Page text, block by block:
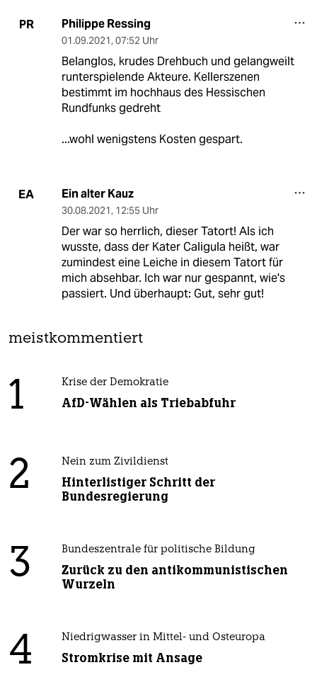
PR Philippe Ressing
01.09.2021, 07:52 Uhr
Belanglos, krudes Drehbuch und gelangweilt
runterspielende Akteure. Kellerszenen
bestimmt im hochhaus des Hessischen
Rundfunks gedreht
...wohl wenigstens Kosten gespart.
EA Ein alter Kauz
30.08.2021, 12:55 Uhr
Der war so herrlich, dieser Tatort! Als ich
wusste, dass der Kater Caligula heißt, war
zumindest eine Leiche in diesem Tatort für
mich absehbar. Ich war nur gespannt, wie's
passiert. Und überhaupt: Gut, sehr gut!
meistkommentiert
1 Krise der Demokratie
AfD-Wählen als Triebabfuhr
2 Nein zum Zivildienst
Hinterlistiger Schritt der
Bundesregierung
3 Bundeszentrale für politische Bildung
Zurück zu den antikommunistischen
Wurzeln
4 Niedrigwasser in Mittel- und Osteuropa
Stromkrise mit Ansage